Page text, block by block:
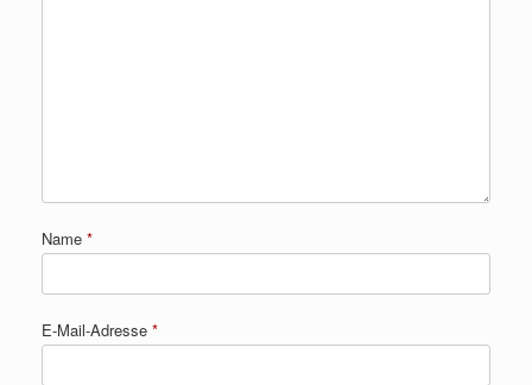
Name *
E-Mail-Adresse *